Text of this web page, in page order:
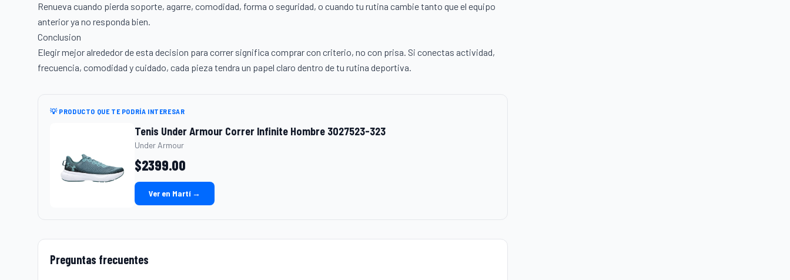
Renueva cuando pierda soporte, agarre, comodidad, forma o seguridad, o cuando tu rutina cambie tanto que el equipo
anterior ya no responda bien.
Conclusion
Elegir mejor alrededor de esta decision para correr significa comprar con criterio, no con prisa. Si conectas actividad,
frecuencia, comodidad y cuidado, cada pieza tendra un papel claro dentro de tu rutina deportiva.
💡 PRODUCTO QUE TE PODRÍA INTERESAR
Tenis Under Armour Correr Infinite Hombre 3027523-323
Under Armour
$2399.00
Ver en Martí →
Preguntas frecuentes